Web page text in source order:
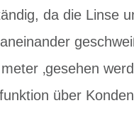
da die Linse
‚gesehen
über